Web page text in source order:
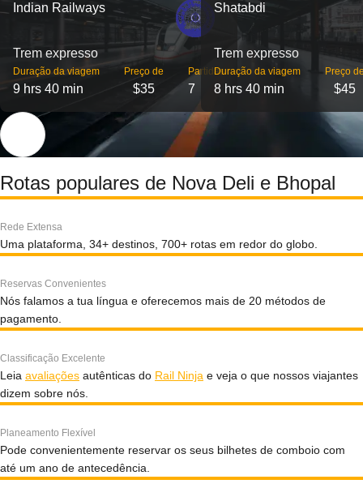
Indian Railways
Trem expresso
Duração da viagem
9 hrs 40 min
Preço de
$35
Partidas
7
Shatabdi
Trem expresso
Duração da viagem
8 hrs 40 min
Preço
$45
Rotas populares de Nova Deli e Bhopal
Rede Extensa
Uma plataforma, 34+ destinos, 700+ rotas em redor do globo.
Reservas Convenientes
Nós falamos a tua língua e oferecemos mais de 20 métodos de
pagamento.
Classificação Excelente
Leia avaliações autênticas do Rail Ninja e veja o que nossos viajantes
dizem sobre nós.
Planeamento Flexível
Pode convenientemente reservar os seus bilhetes de comboio com
até um ano de antecedência.